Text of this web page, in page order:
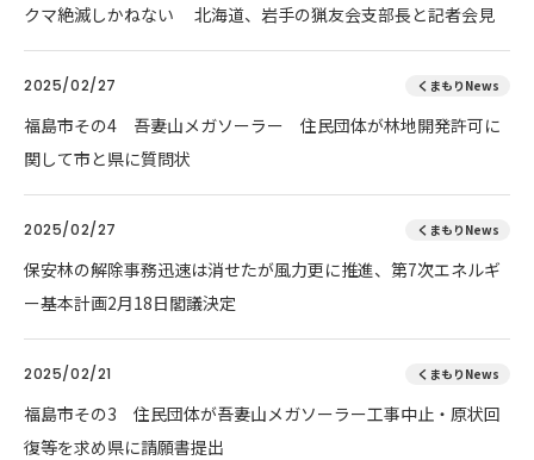
クマ絶滅しかねない 北海道、岩手の猟友会支部長と記者会見
2025/02/27 くまもりNews
福島市その4 吾妻山メガソーラー 住民団体が林地開発許可に
関して市と県に質問状
2025/02/27 くまもりNews
保安林の解除事務迅速は消せたが風力更に推進、第7次エネルギ
ー基本計画2月18日閣議決定
2025/02/21 くまもりNews
福島市その3 住民団体が吾妻山メガソーラー工事中止・原状回
復等を求め県に請願書提出